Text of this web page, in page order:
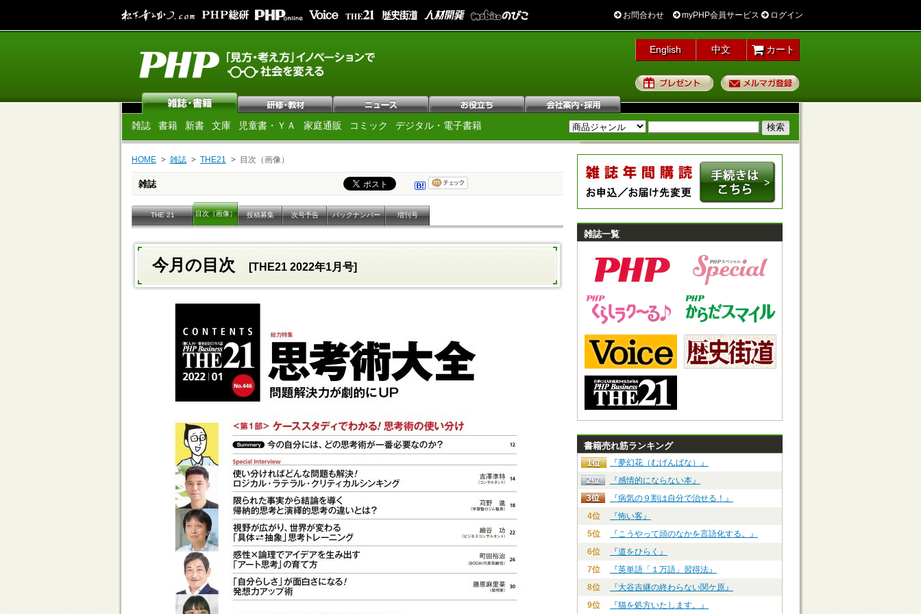
お問合わせ myPHP会員サービス ログイン
English 中文 カート
プレゼント
雑誌 書籍 新書 文庫 児童書・ＹＡ 家庭通販 コミック デジタル・電子書籍
HOME 雑誌 THE21 目次（画像）
雑誌
THE 21 目次（画像） 投稿募集 次号予告 バックナンバー 増刊号
今月の目次 [THE21 2022年1月号]
雑誌一覧
書籍売れ筋ランキング
『夢幻花（むげんばな）』
『感情的にならない本』
『病気の９割は自分で治せる！』
4位
『怖い客』
5位
『こうやって頭のなかを言語化する。』
6位
『道をひらく』
7位
『英単語「１万語」習得法』
8位
『大谷吉継の終わらない関ケ原』
9位
『猫を処方いたします。』